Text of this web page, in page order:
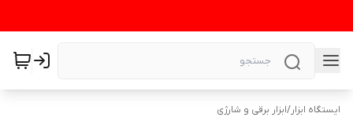
ایستگاه ابزار/ابزار برقی و شارژی